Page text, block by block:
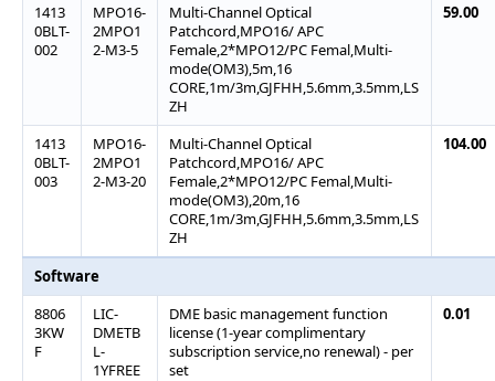
1413
0BLT-
002
MPO16-
2MPO1
2-M3-5
Multi-Channel Optical
Patchcord,MPO16/ APC
Female,2*MPO12/PC Femal,Multi-
mode(OM3),5m,16
CORE,1m/3m,GJFHH,5.6mm,3.5mm,LS
ZH
59.00
1413
0BLT-
003
MPO16-
2MPO1
2-M3-20
Multi-Channel Optical
Patchcord,MPO16/ APC
Female,2*MPO12/PC Femal,Multi-
mode(OM3),20m,16
CORE,1m/3m,GJFHH,5.6mm,3.5mm,LS
ZH
104.00
Software
8806
3KW
F
LIC-
DMETB
L-
1YFREE
DME basic management function
license (1-year complimentary
subscription service,no renewal) - per
set
0.01